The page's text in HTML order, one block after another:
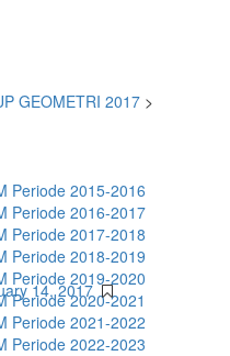
Periode 2015-2016
Periode 2016-2017
Periode 2017-2018
Periode 2018-2019
Periode 2019-2020
Periode 2020-2021
Periode 2021-2022
Periode 2022-2023
GEOMETRI 2017 >
14, 2017